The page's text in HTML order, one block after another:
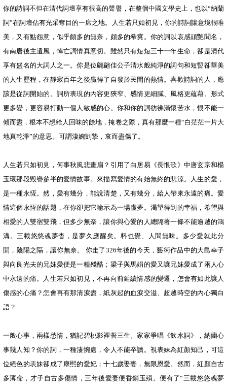
你的詩詞不但在清代詞壇享有很高的聲譽，在整個中國文學史上，也以“納蘭
詞”在詞壇佔有光采奪目的一席之地。人生若只如初見，你的詩詞讓意境很唯
美，又有點怨意，似乎頗多的無奈，頗多的希冀。你的詞以哀感頑艷聞名，
有南唐後主遺風，悼亡詞情真意切。雖然只有短短三十一年生命，卻是清代
享有盛名的大詞人之一。你是位翩翩佳公子清水般純淨的詞句和短暫卻華美
的人生歷程，在靜寂百年之後贏得了自發於民間的熱情。喜歡詩詞的人，應
該是從詞開始的。詞所表現的內容更狹窄、感情更細膩、風格更蘊藉、形式
更多變，更容易打動一個人敏感的心。你和你的詞彷彿滿懷苦水，恨不能一
傾而盡，根本不想給人回味的餘地，掩卷之際，真有那麼一種“白茫茫一片大
地真乾淨”的意思。可謂淒婉剴摯，哀而盡傷了。
人生若只如初見，何事秋風悲畫扇？引用了白居易《長恨歌》中唐玄宗和楊
玉環那段毀譽參半的愛情故事。來描寫愛情的有始無終的悲涼。人生的愛，
是一種永恆。然，愛有幾分，能說清楚，又有幾分，給人帶來永遠的痛。愛
情這個永恆的話題，在你卻把它喻示為一場虛夢。渴望得到的幸福，希望與
相愛的人雙宿雙飛，但多少無奈，讓你與心愛的人總隔著一條不能逾越的鴻
溝。三載悠悠魂夢杳，是夢久應醒矣。料也覺、人間無味。多少愛就此分
開，陰陽之隔，讓你無奈。 你走了326年後的今天，藝術作品中的大島幸子
與向良光夫的兄妹愛便是一種殘酷；梁子與馬娟的愛又讓兄妹愛成了兩人心
中永遠的痛。人生若只如初見，不再向前延續情感的變遷，怎會有如此讓人
傷感的心痛？怎會再有那清淚盡，紙灰起的血淚交溢、超越時空的內心獨白
語？
一般心事，兩樣愁情，猶記碧桃影裡誓三生。家家爭唱《飲水詞》，納蘭心
事幾人知？你的詞，一種淒惋處，令人不能卒讀。視表妹為紅顏知己，可這
位絕色的表妹卻成了康熙的愛妃；十七歲娶妻，無限恩愛。然而，紅顏自古
多薄命，才子自古多傷情，三年後愛妻便香銷玉殞。便有了“三載悠悠魂夢